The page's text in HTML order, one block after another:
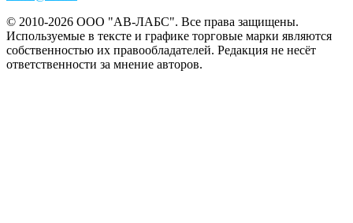
© 2010-2026 ООО "АВ-ЛАБС". Все права защищены.
Используемые в тексте и графике торговые марки являются
собственностью их правообладателей. Редакция не несёт
ответственности за мнение авторов.